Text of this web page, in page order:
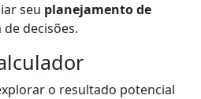
seu planejamento de
decisões.
o resultado potencial